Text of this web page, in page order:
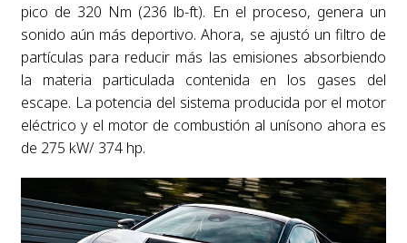
pico de 320 Nm (236 lb-ft). En el proceso, genera un
sonido aún más deportivo. Ahora, se ajustó un filtro de
partículas para reducir más las emisiones absorbiendo
la materia particulada contenida en los gases del
escape. La potencia del sistema producida por el motor
eléctrico y el motor de combustión al unísono ahora es
de 275 kW/ 374 hp.